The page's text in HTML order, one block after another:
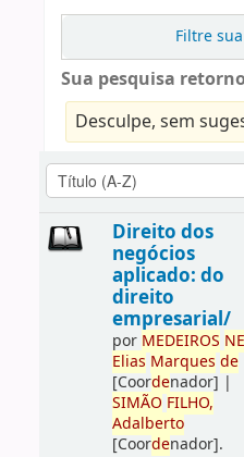
Filtre
Sua pesquisa
Desculpe, sem
Direito dos
negócios
aplicado: do
direito
empresarial/
por MEDEIROS
Elias Marques de
[Coordenador] |
SIMÃO FILHO,
Adalberto
[Coordenador].